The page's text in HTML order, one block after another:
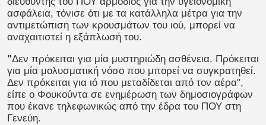
ασφάλεια, τόνισε ότι με τα κατάλληλα μέτρα για την
αντιμετώπιση των κρουσμάτων του ιού, μπορεί να
αναχαιτιστεί η εξάπλωσή του.
"Δεν πρόκειται για μία μυστηριώδη ασθένεια. Πρόκειται
για μία μολυσματική νόσο που μπορεί να συγκρατηθεί.
Δεν πρόκειται για ιό που μεταδίδεται από τον αέρα",
είπε ο Φουκούντα σε ενημέρωση των δημοσιογράφων
που έκανε τηλεφωνικώς από την έδρα του ΠΟΥ στη
Γενεύη.